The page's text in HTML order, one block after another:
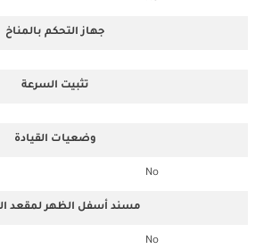
جهاز التحكم بالمناخ
تثبيت السرعة
وضعيات القيادة
No
مسند أسفل الظهر لمقعد
No